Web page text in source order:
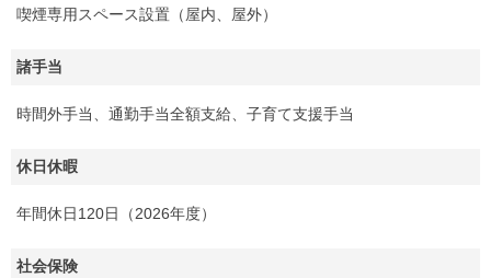
喫煙専用スペース設置（屋内、屋外）
諸手当
時間外手当、通勤手当全額支給、子育て支援手当
休日休暇
年間休日120日（2026年度）
社会保険